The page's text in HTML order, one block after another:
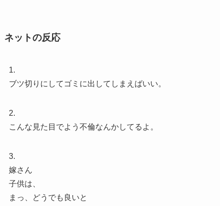
ネットの反応
1.
ブツ切りにしてゴミに出してしまえばいい。
2.
こんな見た目でよう不倫なんかしてるよ。
3.
嫁さん
子供は、
まっ、どうでも良いと